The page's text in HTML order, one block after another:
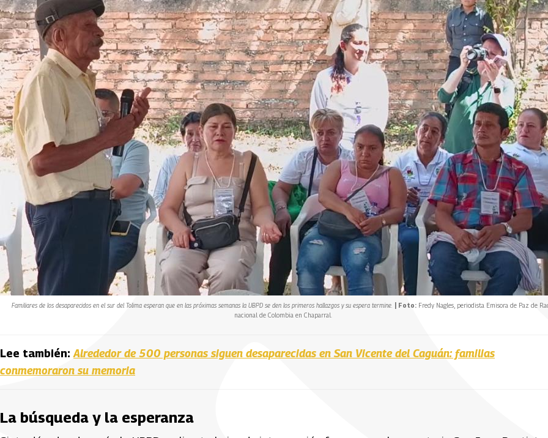
Familiares de los desaparecidos en el sur del Tolima esperan que en las próximas semanas la UBPD se den los primeros hallazgos y su espera termine. | Foto:Fredy Nagles, periodista Emisora de Paz de
nacional de Colombia en Chaparral.
Lee también: Alrededor de 500 personas siguen desaparecidas en San Vicente del Caguán: familias
conmemoraron su memoria
La búsqueda y la esperanza